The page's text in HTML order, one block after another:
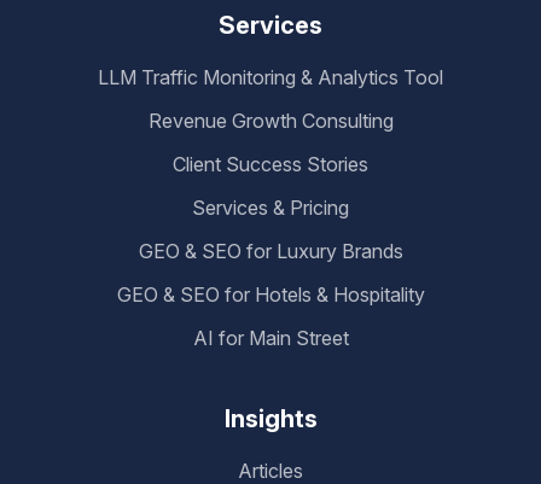
Services
LLM Traffic Monitoring & Analytics Tool
Revenue Growth Consulting
Client Success Stories
Services & Pricing
GEO & SEO for Luxury Brands
GEO & SEO for Hotels & Hospitality
AI for Main Street
Insights
Articles